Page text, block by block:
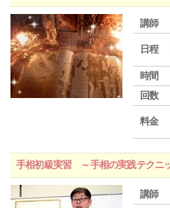
講師
日程
時間
回数
料金
手相初級実習 ～手相の実践テクニ
講師